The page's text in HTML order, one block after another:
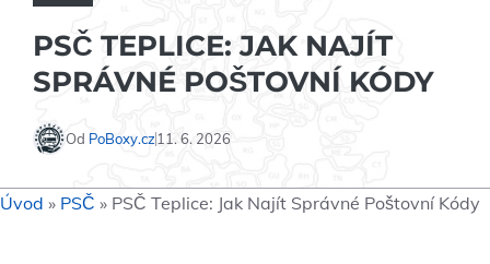
PSČ TEPLICE: JAK NAJÍT
SPRÁVNÉ POŠTOVNÍ KÓDY
Od PoBoxy.cz 11. 6. 2026
Úvod » PSČ » PSČ Teplice: Jak Najít Správné Poštovní Kódy